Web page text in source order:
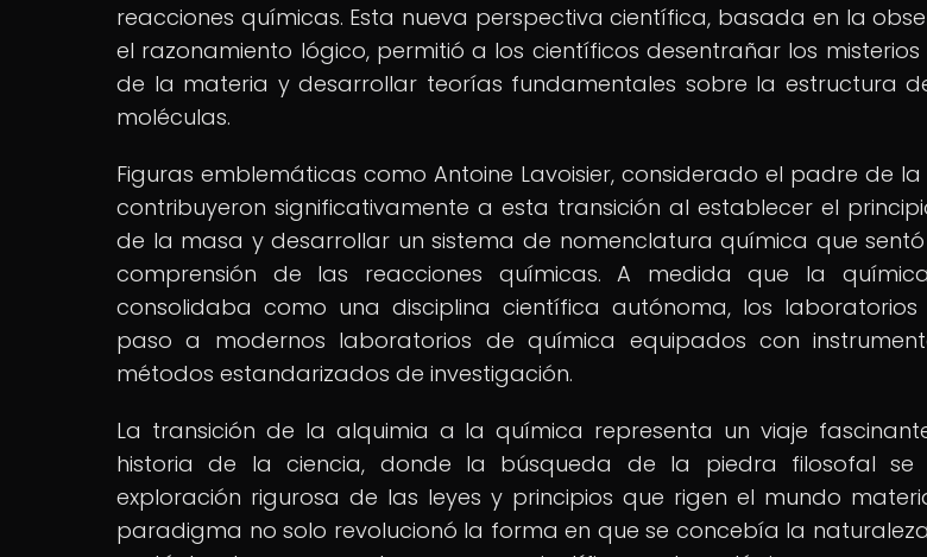
reacciones químicas. Esta nueva perspectiva científica, basada en la
el razonamiento lógico, permitió a los científicos desentrañar los
de la materia y desarrollar teorías fundamentales sobre la estructura
moléculas.
Figuras emblemáticas como Antoine Lavoisier, considerado el padre de
contribuyeron significativamente a esta transición al establecer el
de la masa y desarrollar un sistema de nomenclatura química que
comprensión de las reacciones químicas. A medida que la
consolidaba como una disciplina científica autónoma, los laboratorios
paso a modernos laboratorios de química equipados con
métodos estandarizados de investigación.
La transición de la alquimia a la química representa un viaje
historia de la ciencia, donde la búsqueda de la piedra filosofal se
exploración rigurosa de las leyes y principios que rigen el mundo
paradigma no solo revolucionó la forma en que se concebía la